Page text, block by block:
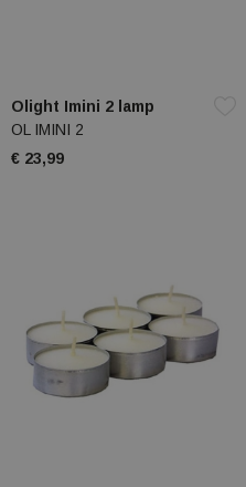
Olight Imini 2 lamp
OL IMINI 2
€ 23,99